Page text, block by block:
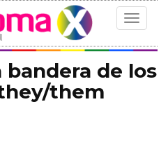
Toggle
bandera de los
them